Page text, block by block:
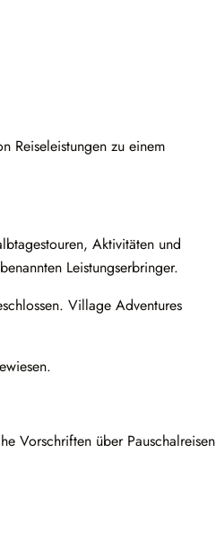
Reiseleistungen zu einem
Aktivitäten und
Leistungserbringer.
Village Adventures
Vorschriften über Pauschalreisen